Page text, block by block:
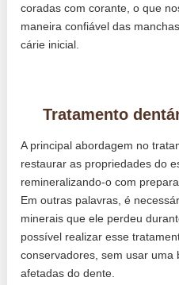
coradas com corante, o que
maneira confiável das
cárie inicial.
Tratamento
A principal abordagem no
restaurar as propriedades do
remineralizando-o com
Em outras palavras, é
minerais que ele perdeu
possível realizar esse
conservadores, sem usar uma
afetadas do dente.